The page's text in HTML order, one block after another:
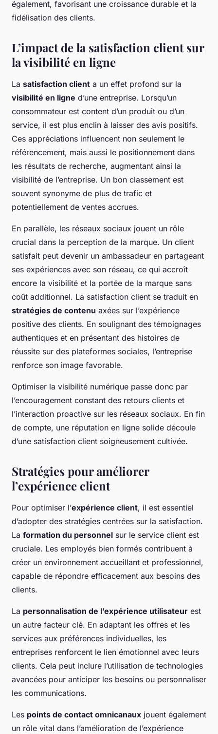
également, favorisant une croissance durable et la
fidélisation des clients.
L’impact de la satisfaction client sur
la visibilité en ligne
La satisfaction client a un effet profond sur la
visibilité en ligne d’une entreprise. Lorsqu’un
consommateur est content d’un produit ou d’un
service, il est plus enclin à laisser des avis positifs.
Ces appréciations influencent non seulement le
référencement, mais aussi le positionnement dans
les résultats de recherche, augmentant ainsi la
visibilité de l’entreprise. Un bon classement est
souvent synonyme de plus de trafic et
potentiellement de ventes accrues.
En parallèle, les réseaux sociaux jouent un rôle
crucial dans la perception de la marque. Un client
satisfait peut devenir un ambassadeur en partageant
ses expériences avec son réseau, ce qui accroît
encore la visibilité et la portée de la marque sans
coût additionnel. La satisfaction client se traduit en
stratégies de contenu axées sur l’expérience
positive des clients. En soulignant des témoignages
authentiques et en présentant des histoires de
réussite sur des plateformes sociales, l’entreprise
renforce son image favorable.
Optimiser la visibilité numérique passe donc par
l’encouragement constant des retours clients et
l’interaction proactive sur les réseaux sociaux. En fin
de compte, une réputation en ligne solide découle
d’une satisfaction client soigneusement cultivée.
Stratégies pour améliorer
l’expérience client
Pour optimiser l’expérience client, il est essentiel
d’adopter des stratégies centrées sur la satisfaction.
La formation du personnel sur le service client est
cruciale. Les employés bien formés contribuent à
créer un environnement accueillant et professionnel,
capable de répondre efficacement aux besoins des
clients.
La personnalisation de l’expérience utilisateur est
un autre facteur clé. En adaptant les offres et les
services aux préférences individuelles, les
entreprises renforcent le lien émotionnel avec leurs
clients. Cela peut inclure l’utilisation de technologies
avancées pour anticiper les besoins ou personnaliser
les communications.
Les points de contact omnicanaux jouent également
un rôle vital dans l’amélioration de l’expérience